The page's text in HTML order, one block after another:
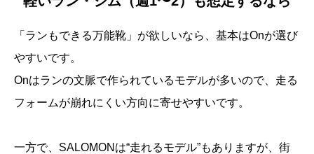
「ランもできる万能靴」が欲しいなら、基本はOnが選び
やすいです。
Onはランの文脈で作られているモデルが多いので、走る
フォームが崩れにくい方向に寄せやすいです。
一方で、SALOMONは“走れるモデル”もありますが、街